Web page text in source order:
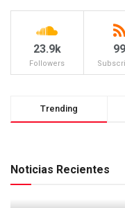
23.9k
Followers
99
Trending
Noticias Recientes